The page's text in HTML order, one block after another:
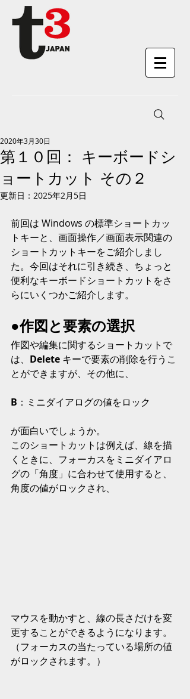
第１０回： キーボードシ
ョートカット その２
2020年3月30日
更新日： 2025年2月5日
前回は Windows の標準ショートカッ
トキーと、画面操作／画面表示関連の
ショートカットキーをご紹介しまし
た。今回はそれに引き続き、ちょっと
便利なキーボードショートカットをさ
らにいくつかご紹介します。
●作図と要素の選択
作図や編集に関するショートカットで
は、 Delete キーで要素の削除を行うこ
とができますが、その他に、
B ：ミニダイアログの値をロック
が面白いでしょうか。
このショートカットは例えば、線を描
くときに、フォーカスをミニダイアロ
グの「角度」に合わせて使用すると、
角度の値がロックされ、
マウスを動かすと、線の長さだけを変
更することができるようになります。
（フォーカスの当たっている場所の値
がロックされます。）